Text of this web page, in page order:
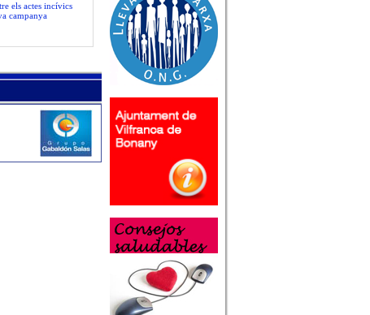
els actes incívics
campanya